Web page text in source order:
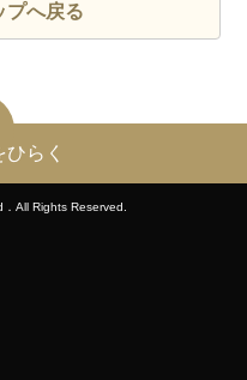
プへ戻る
らく
All Rights Reserved.